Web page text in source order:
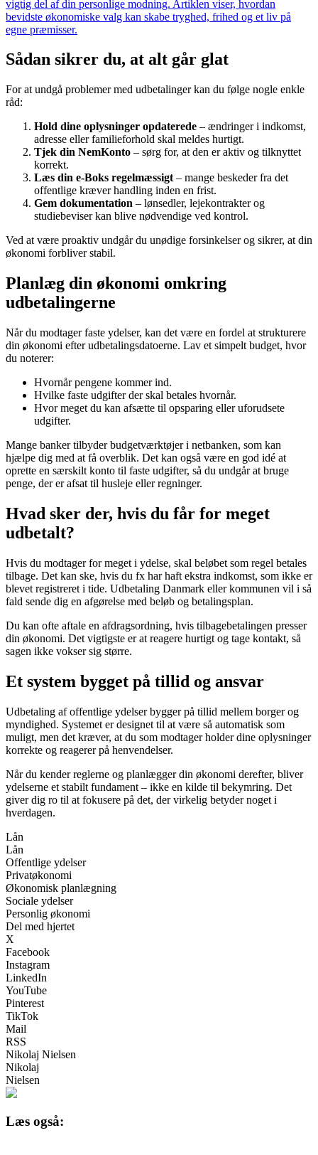
vigtig del af din personlige modning. Artiklen viser, hvordan
bevidste økonomiske valg kan skabe tryghed, frihed og et liv på
egne præmisser.
Sådan sikrer du, at alt går glat
For at undgå problemer med udbetalinger kan du følge nogle enkle
råd:
Hold dine oplysninger opdaterede – ændringer i indkomst,
adresse eller familieforhold skal meldes hurtigt.
Tjek din NemKonto – sørg for, at den er aktiv og tilknyttet
korrekt.
Læs din e-Boks regelmæssigt – mange beskeder fra det
offentlige kræver handling inden en frist.
Gem dokumentation – lønsedler, lejekontrakter og
studiebeviser kan blive nødvendige ved kontrol.
Ved at være proaktiv undgår du unødige forsinkelser og sikrer, at din
økonomi forbliver stabil.
Planlæg din økonomi omkring
udbetalingerne
Når du modtager faste ydelser, kan det være en fordel at strukturere
din økonomi efter udbetalingsdatoerne. Lav et simpelt budget, hvor
du noterer:
Hvornår pengene kommer ind.
Hvilke faste udgifter der skal betales hvornår.
Hvor meget du kan afsætte til opsparing eller uforudsete
udgifter.
Mange banker tilbyder budgetværktøjer i netbanken, som kan
hjælpe dig med at få overblik. Det kan også være en god idé at
oprette en særskilt konto til faste udgifter, så du undgår at bruge
penge, der er afsat til husleje eller regninger.
Hvad sker der, hvis du får for meget
udbetalt?
Hvis du modtager for meget i ydelse, skal beløbet som regel betales
tilbage. Det kan ske, hvis du fx har haft ekstra indkomst, som ikke er
blevet registreret i tide. Udbetaling Danmark eller kommunen vil i så
fald sende dig en afgørelse med beløb og betalingsplan.
Du kan ofte aftale en afdragsordning, hvis tilbagebetalingen presser
din økonomi. Det vigtigste er at reagere hurtigt og tage kontakt, så
sagen ikke vokser sig større.
Et system bygget på tillid og ansvar
Udbetaling af offentlige ydelser bygger på tillid mellem borger og
myndighed. Systemet er designet til at være så automatisk som
muligt, men det kræver, at du som modtager holder dine oplysninger
korrekte og reagerer på henvendelser.
Når du kender reglerne og planlægger din økonomi derefter, bliver
ydelserne et stabilt fundament – ikke en kilde til bekymring. Det
giver dig ro til at fokusere på det, der virkelig betyder noget i
hverdagen.
Lån
Lån
Offentlige ydelser
Privatøkonomi
Økonomisk planlægning
Sociale ydelser
Personlig økonomi
Del med hjertet
X
Facebook
Instagram
LinkedIn
YouTube
Pinterest
TikTok
Mail
RSS
Nikolaj Nielsen
Nikolaj
Nielsen
Læs også: